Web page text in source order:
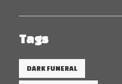
Tags
DARK FUNERAL